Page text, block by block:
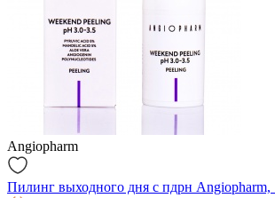
Angiopharm
Пилинг выходного дня с пдрн Angiopharm,